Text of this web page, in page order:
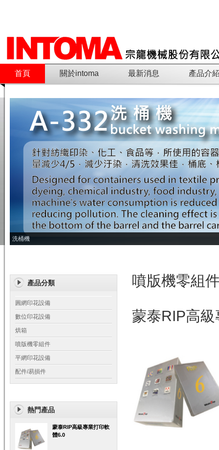
首頁 關於intoma 最新消息 產品介
洗桶機
產品分類
圓網印花設備
數位印花設備
烘箱
噴版機零組件
平網印花設備
配件/易損件
熱門產品
蒙泰RIP高級專業打印軟
體6.0
噴版機零組
蒙泰RIP高